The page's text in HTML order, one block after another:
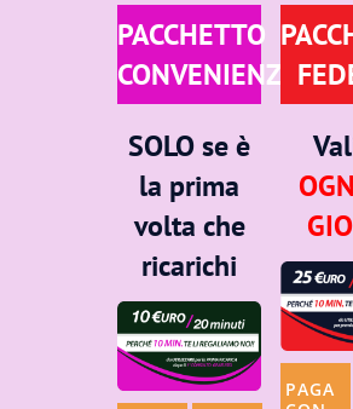
PACCHETTO
CONVENIENZA
SOLOse è
la prima
volta che
ricarichi
PAGA